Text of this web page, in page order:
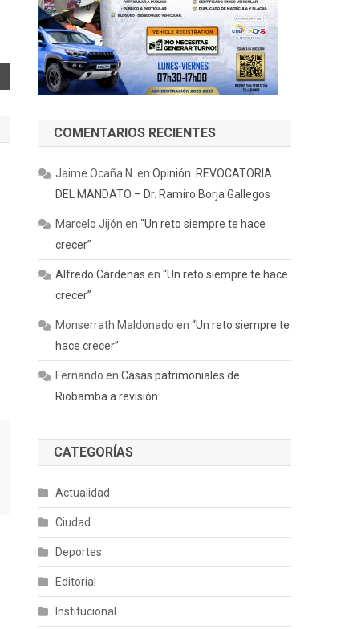
COMENTARIOS RECIENTES
Jaime Ocaña N. enOpinión. REVOCATORIA
DEL MANDATO – Dr. Ramiro Borja Gallegos
Marcelo Jijón en“Un reto siempre te hace
crecer”
Alfredo Cárdenas en“Un reto siempre te hace
crecer”
Monserrath Maldonado en“Un reto siempre te
hace crecer”
Fernando enCasas patrimoniales de
Riobamba a revisión
CATEGORÍAS
Actualidad
Ciudad
Deportes
Editorial
Institucional